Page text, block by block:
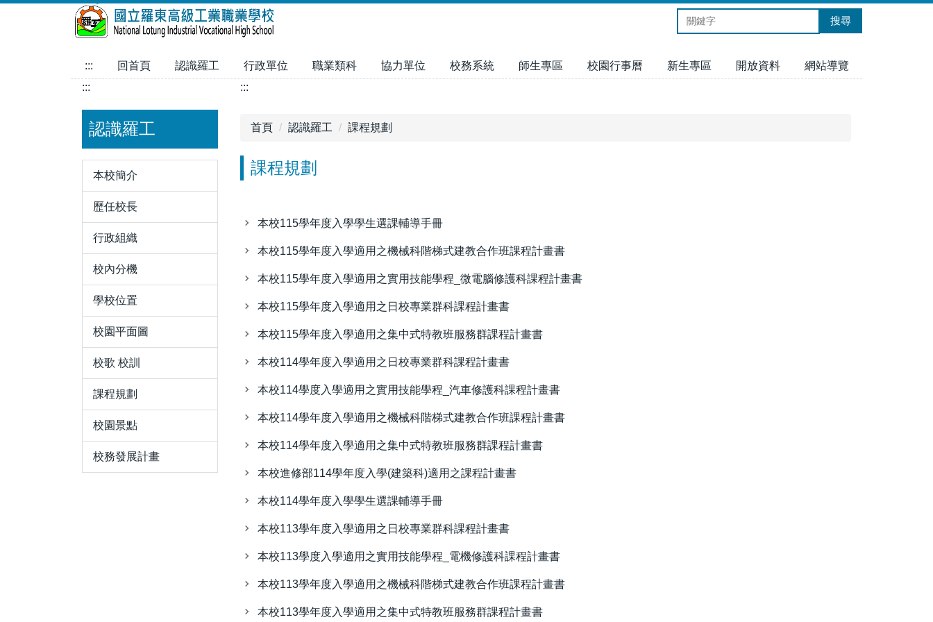
搜尋
::: 回首頁 認識羅工 行政單位 職業類科 協力單位 校務系統 師生專區 校園行事曆 新生專區 開放資料
網站導覽
:::
認識羅工
本校簡介
歷任校長
行政組織
校內分機
學校位置
校園平面圖
校歌 校訓
課程規劃
校園景點
校務發展計畫
:::
首頁 認識羅工 課程規劃
課程規劃
本校115學年度入學學生選課輔導手冊
本校115學年度入學適用之機械科階梯式建教合作班課程計畫書
本校115學年度入學適用之實用技能學程_微電腦修護科課程計畫書
本校115學年度入學適用之日校專業群科課程計畫書
本校115學年度入學適用之集中式特教班服務群課程計畫書
本校114學年度入學適用之日校專業群科課程計畫書
本校114學度入學適用之實用技能學程_汽車修護科課程計畫書
本校114學年度入學適用之機械科階梯式建教合作班課程計畫書
本校114學年度入學適用之集中式特教班服務群課程計畫書
本校進修部114學年度入學(建築科)適用之課程計畫書
本校114學年度入學學生選課輔導手冊
本校113學年度入學適用之日校專業群科課程計畫書
本校113學度入學適用之實用技能學程_電機修護科課程計畫書
本校113學年度入學適用之機械科階梯式建教合作班課程計畫書
本校113學年度入學適用之集中式特教班服務群課程計畫書